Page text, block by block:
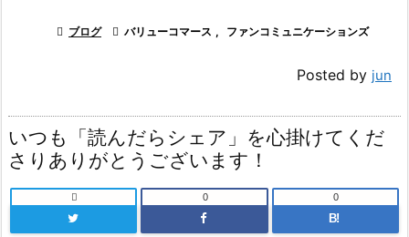
 ブログ  バリューコマース , ファンコミュニケーションズ
Posted by jun
いつも「読んだらシェア」を心掛けてくだ
さりありがとうございます！
 0
B!
0